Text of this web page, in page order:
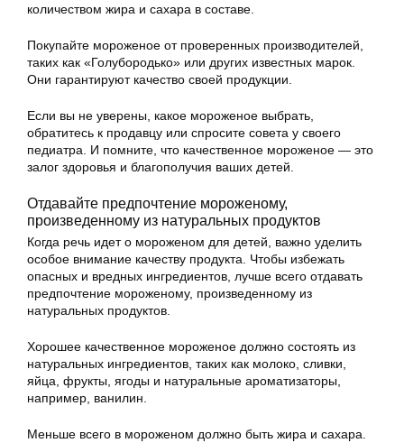
количеством жира и сахара в составе.
Покупайте мороженое от проверенных производителей,
таких как «Голубородько» или других известных марок.
Они гарантируют качество своей продукции.
Если вы не уверены, какое мороженое выбрать,
обратитесь к продавцу или спросите совета у своего
педиатра. И помните, что качественное мороженое — это
залог здоровья и благополучия ваших детей.
Отдавайте предпочтение мороженому,
произведенному из натуральных продуктов
Когда речь идет о мороженом для детей, важно уделить
особое внимание качеству продукта. Чтобы избежать
опасных и вредных ингредиентов, лучше всего отдавать
предпочтение мороженому, произведенному из
натуральных продуктов.
Хорошее качественное мороженое должно состоять из
натуральных ингредиентов, таких как молоко, сливки,
яйца, фрукты, ягоды и натуральные ароматизаторы,
например, ванилин.
Меньше всего в мороженом должно быть жира и сахара.